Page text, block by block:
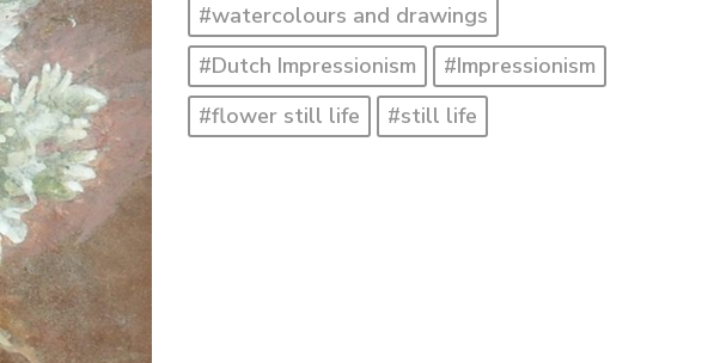
#watercolours and drawings
#Dutch Impressionism
#Impressionism
#flower still life
#still life